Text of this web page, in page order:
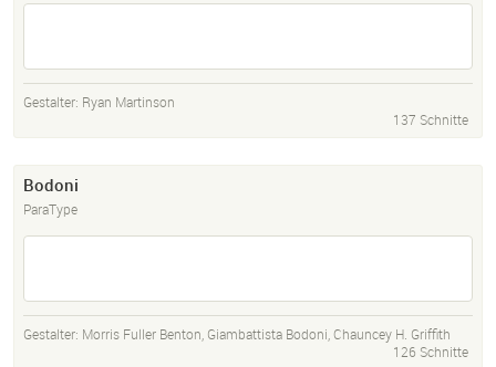
Gestalter: Ryan Martinson
137 Schnitte
Bodoni
ParaType
Gestalter: Morris Fuller Benton, Giambattista Bodoni,Chauncey H. Griffith
126 Schnitte